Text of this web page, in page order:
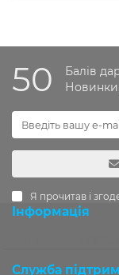
50
Балів
Я прочитав і
Інформація
Служба